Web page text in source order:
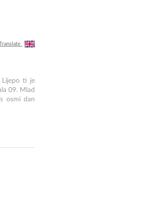
Lijepo ti je
09. Mlad
osmi dan